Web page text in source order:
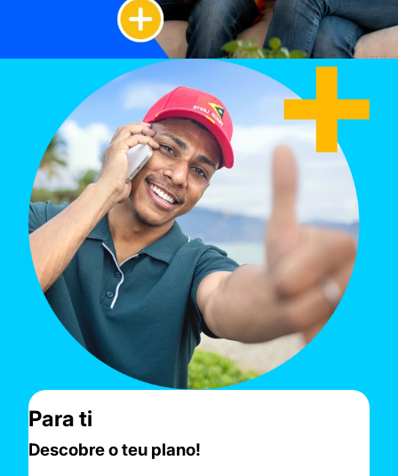
Para ti
Descobre o teu plano!